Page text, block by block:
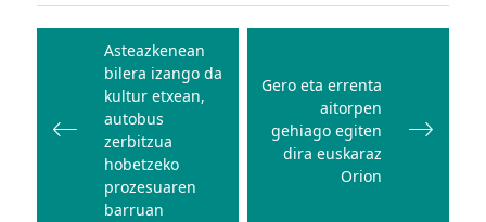
Bidalketetan
zehar
nabigatu
Asteazkenean
bilera izango da
kultur etxean,
autobus
zerbitzua
hobetzeko
prozesuaren
barruan
Gero eta errenta
aitorpen
gehiago egiten
dira euskaraz
Orion